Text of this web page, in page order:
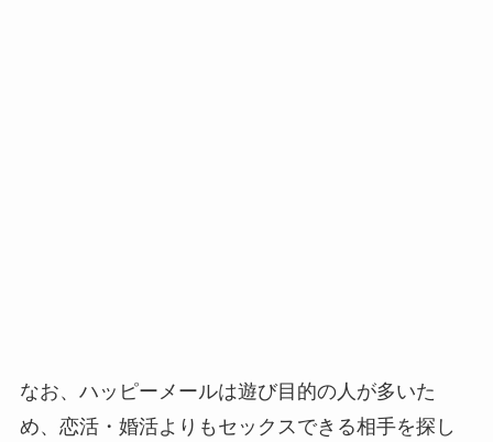
なお、ハッピーメールは遊び目的の人が多いた
め、恋活・婚活よりもセックスできる相手を探し